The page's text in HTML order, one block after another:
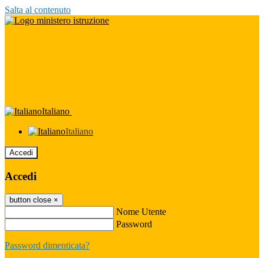
Salta al contenuto
Italiano
Italiano
Accedi
Accedi
button close ×
Nome Utente
Password
Password dimenticata?